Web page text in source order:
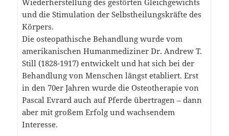
Wiederherstellung des gestörten Gleichgewichts
und die Stimulation der Selbstheilungskräfte des
Körpers.
Die osteopathische Behandlung wurde vom
amerikanischen Humanmediziner Dr. Andrew T.
Still (1828-1917) entwickelt und hat sich bei der
Behandlung von Menschen längst etabliert. Erst
in den 70er Jahren wurde die Osteotherapie von
Pascal Evrard auch auf Pferde übertragen – dann
aber mit großem Erfolg und wachsendem
Interesse.